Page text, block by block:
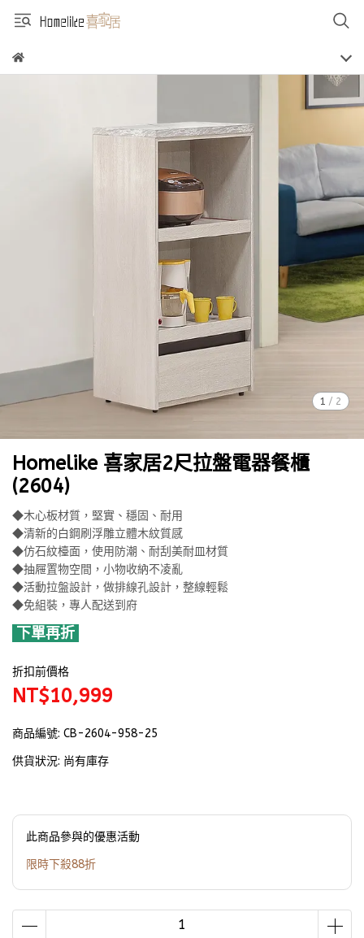
1 / 2
Homelike 喜家居2尺拉盤電器餐櫃
(2604)
◆木心板材質，堅實、穩固、耐用
◆清新的白鋼刷浮雕立體木紋質感
◆仿石紋檯面，使用防潮、耐刮美耐皿材質
◆抽屜置物空間，小物收納不凌亂
◆活動拉盤設計，做排線孔設計，整線輕鬆
◆免組裝，專人配送到府
下單再折
折扣前價格
NT$10,999
商品編號: CB-2604-958-25
供貨狀況: 尚有庫存
此商品參與的優惠活動
限時下殺88折